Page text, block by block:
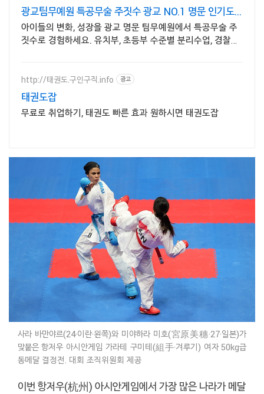
광교팀무예원 특공무술 주짓수 광교 NO.1 명문 인기도
장
아이들의 변화, 성장을 광교 명문 팀무예원에서 특공무술 주
짓수로 경험하세요. 유치부, 초등부 수준별 분리수업, 경찰가
http://태권도.구인구직.info 광고
태권도잡
무료로 취업하기, 태권도 빠른 효과 원하시면 태권도잡
사라 바만야르(24·이란·왼쪽)와 미야하라 미호(宮原美穗·27·일본)가
맞붙은 항저우 아시안게임 가라테 구미테(組手·겨루기) 여자 50kg급
동메달 결정전. 대회 조직위원회 제공
이번 항저우(杭州) 아시안게임에서 가장 많은 나라가 메달